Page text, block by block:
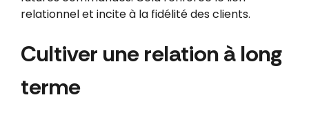
relationnel et incite à la fidélité des clients.
Cultiver une relation à long
terme